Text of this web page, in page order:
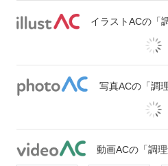
イラストACの「
写真ACの「調
動画ACの「調